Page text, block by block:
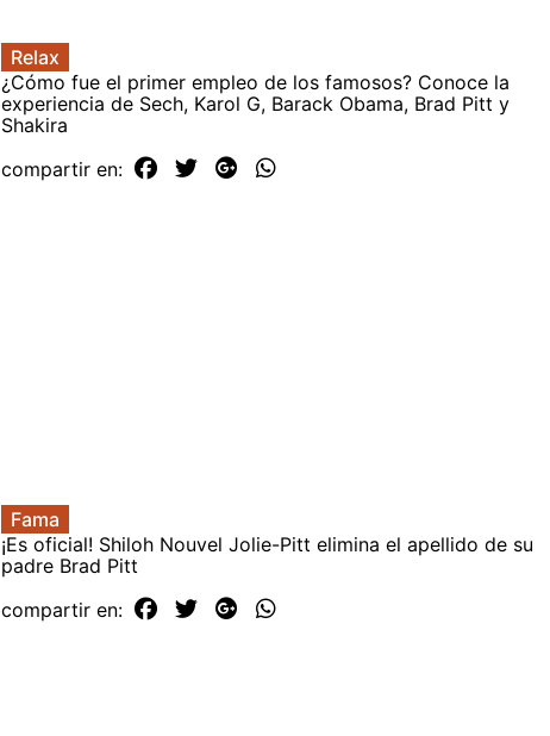
Relax
¿Cómo fue el primer empleo de los famosos? Conoce la
experiencia de Sech, Karol G, Barack Obama, Brad Pitt y
Shakira
compartir en:
Fama
¡Es oficial! Shiloh Nouvel Jolie-Pitt elimina el apellido de su
padre Brad Pitt
compartir en: